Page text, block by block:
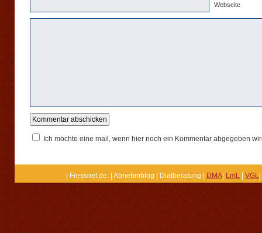
Webseite
Ich möchte eine mail, wenn hier noch ein Kommentar abgegeben
| Fressnet.de: | Abnehmblog | Diätberatung | DMA LmL VGL